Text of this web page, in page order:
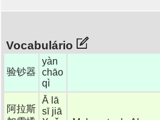
Vocabulário
验钞器
yàn
chāo
qì
阿拉斯
Ā lā
sī jiā